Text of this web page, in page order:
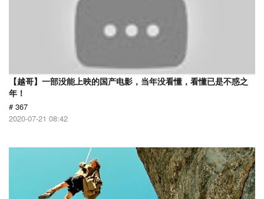
【越哥】一部没能上映的国产电影，当年没看懂，看懂已是不惑之
年！
# 367
2020-07-21 08:42